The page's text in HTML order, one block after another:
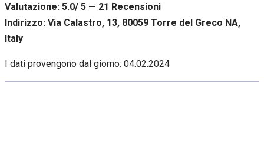
Valutazione: 5.0/ 5 — 21 Recensioni
Indirizzo: Via Calastro, 13, 80059 Torre del Greco NA,
Italy
I dati provengono dal giorno: 04.02.2024